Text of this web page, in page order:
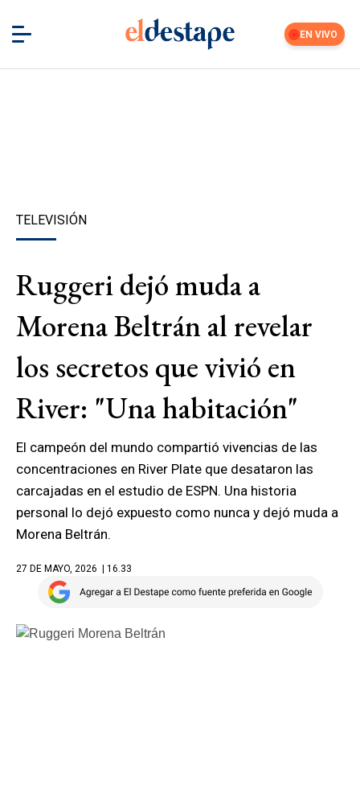
EN VIVO
TELEVISIÓN
Ruggeri dejó muda a
Morena Beltrán al revelar
los secretos que vivió en
River: "Una habitación"
El campeón del mundo compartió vivencias de las
concentraciones en River Plate que desataron las
carcajadas en el estudio de ESPN. Una historia
personal lo dejó expuesto como nunca y dejó muda a
Morena Beltrán.
27 DE MAYO, 2026 | 16.33